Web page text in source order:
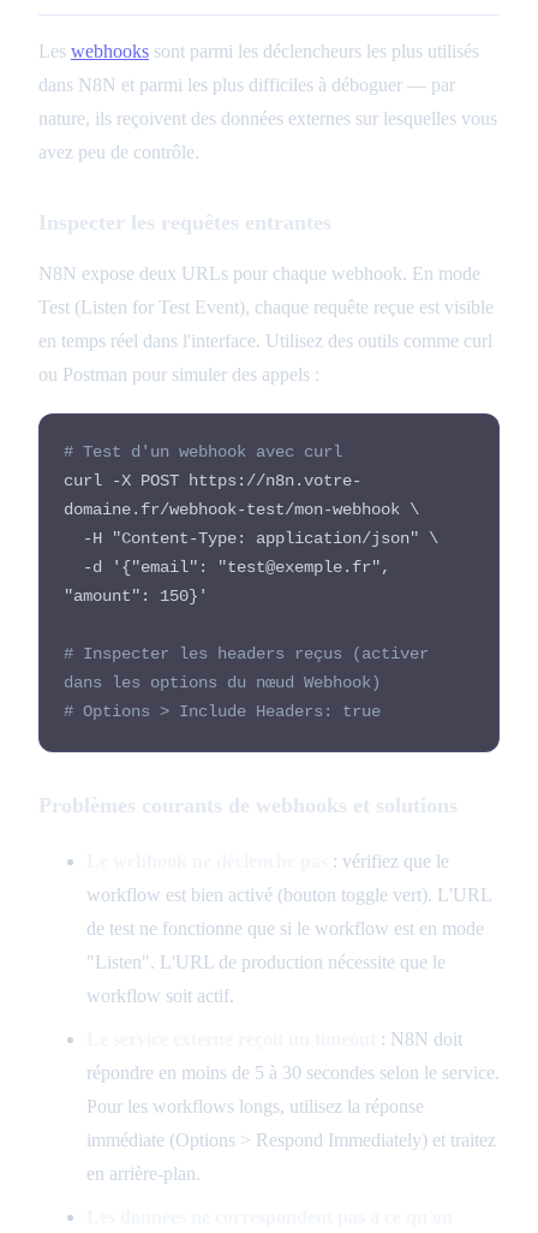
Les webhooks sont parmi les déclencheurs les plus utilisés
dans N8N et parmi les plus difficiles à déboguer — par
nature, ils reçoivent des données externes sur lesquelles vous
avez peu de contrôle.
Inspecter les requêtes entrantes
N8N expose deux URLs pour chaque webhook. En mode
Test (Listen for Test Event), chaque requête reçue est visible
en temps réel dans l'interface. Utilisez des outils comme curl
ou Postman pour simuler des appels :
# Test d'un webhook avec curl
curl -X POST https://n8n.votre-
domaine.fr/webhook-test/mon-webhook \
-H "Content-Type: application/json" \
-d '{"email": "test@exemple.fr",
"amount": 150}'
# Inspecter les headers reçus (activer
dans les options du nœud Webhook)
# Options > Include Headers: true
Problèmes courants de webhooks et solutions
: vérifiez que le
workflow est bien activé (bouton toggle vert). L'URL
de test ne fonctionne que si le workflow est en mode
"Listen". L'URL de production nécessite que le
workflow soit actif.
: N8N doit
répondre en moins de 5 à 30 secondes selon le service.
Pour les workflows longs, utilisez la réponse
immédiate (Options > Respond Immediately) et traitez
en arrière-plan.